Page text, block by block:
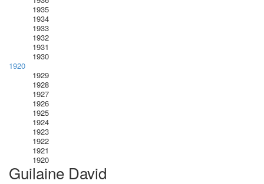
1935
1934
1933
1932
1931
1930
1920
1929
1928
1927
1926
1925
1924
1923
1922
1921
1920
Guilaine David